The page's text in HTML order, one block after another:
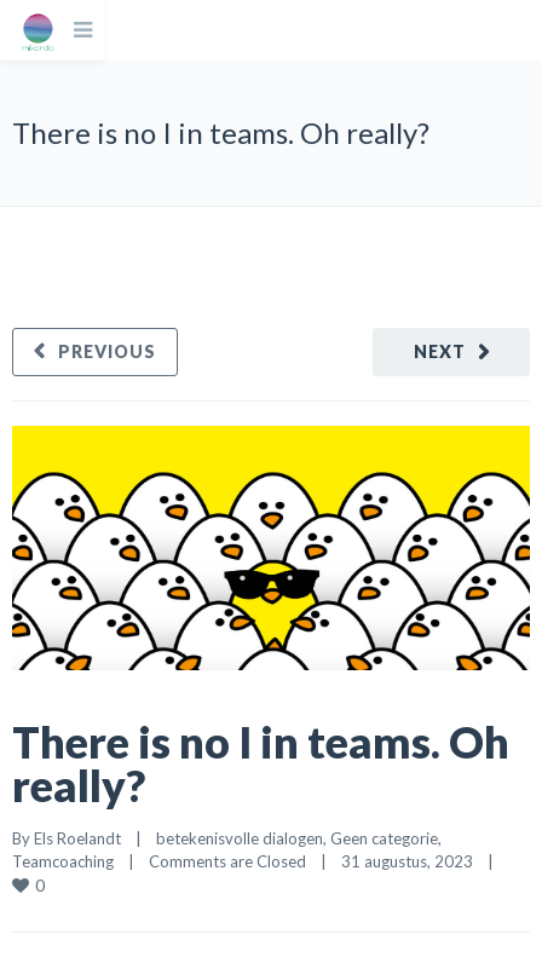
There is no I in teams. Oh really?
NEXT
PREVIOUS
There is no I in teams. Oh
really?
By Els Roelandt | betekenisvolle dialogen, Geen categorie
Teamcoaching
| Comments are Closed | 31 augustus, 2023 |
0